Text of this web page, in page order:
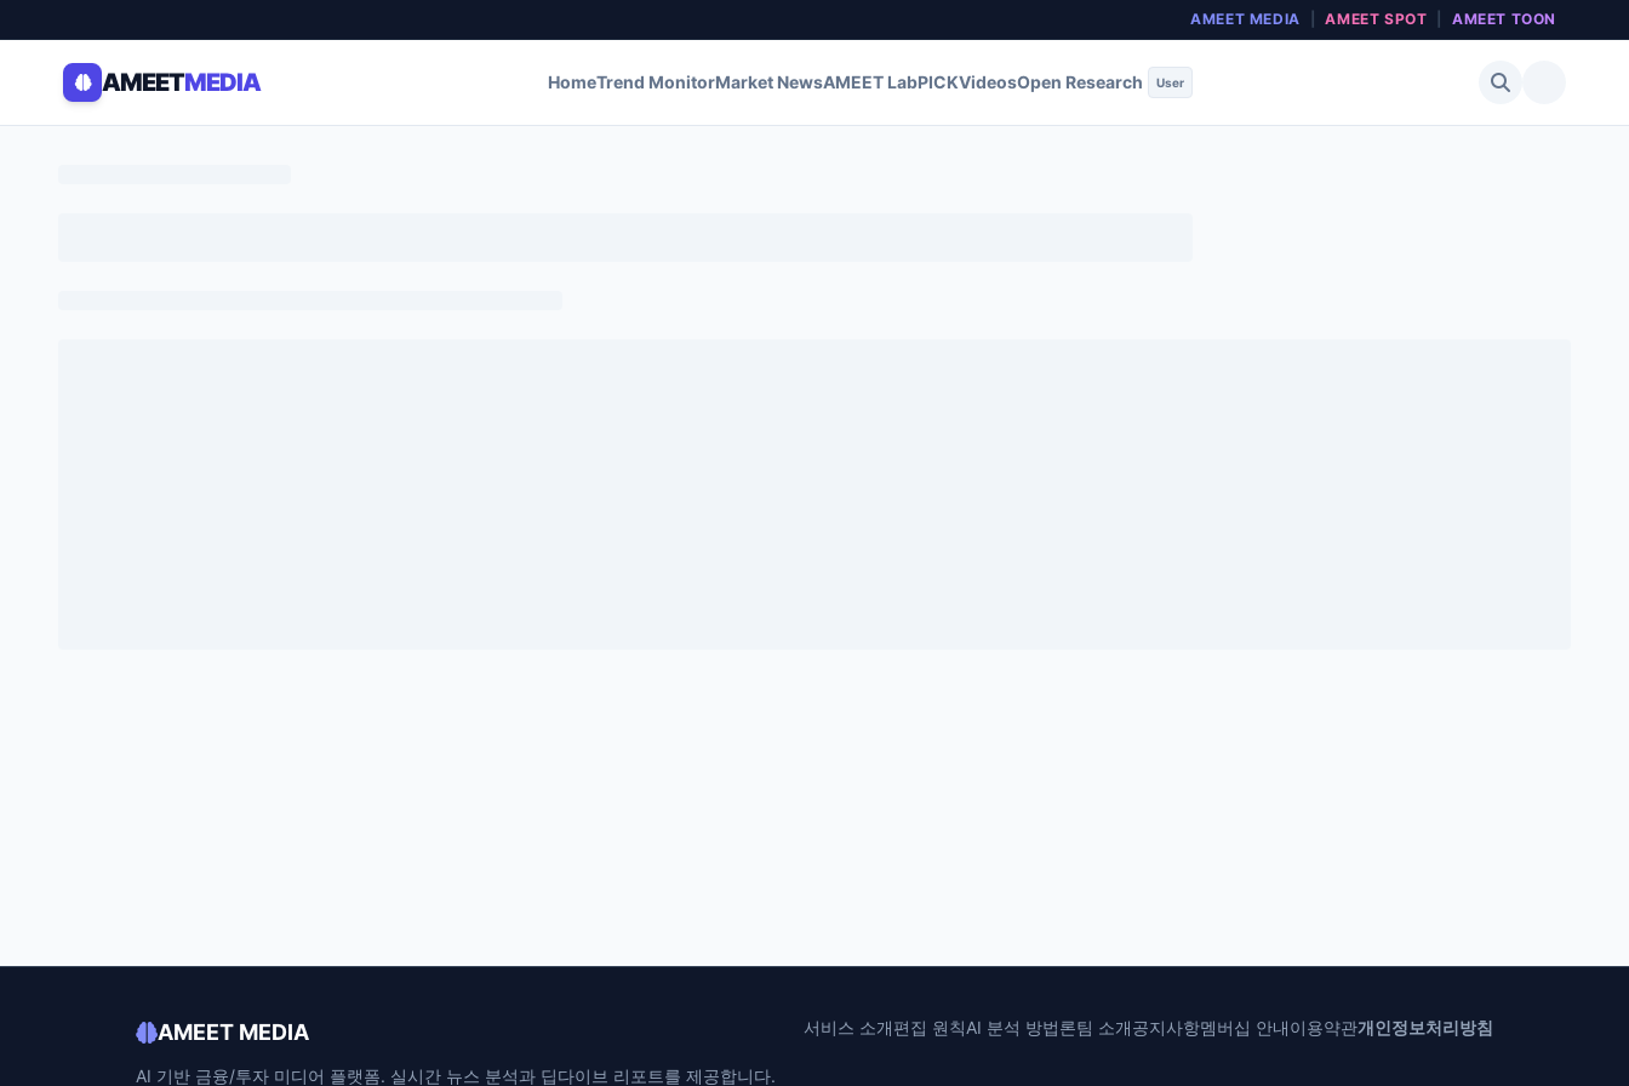
AMEET MEDIA AMEET SPOT AMEET TOON
AMEETMEDIA HomeTrend MonitorMarket NewsAMEET LabPICKVideosOpen Research User
AMEET MEDIA
AI 기반 금융/투자 미디어 플랫폼. 실시간 뉴스 분석과 딥다이브 리포트를 제공합니다.
서비스 소개편집 원칙AI 분석 방법론팀 소개공지사항멤버십 안내이용약관개인정보처리방침